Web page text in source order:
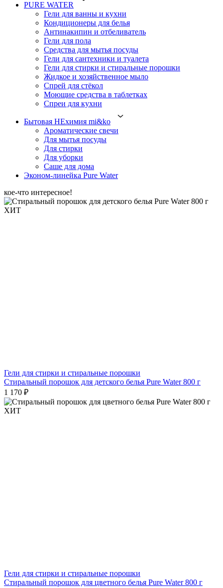
PURE WATER
Гели для ванны и кухни
Кондиционеры для белья
Антинакипин и отбеливатель
Гели для пола
Средства для мытья посуды
Гели для сантехники и туалета
Гели для стирки и стиральные порошки
Жидкое и хозяйственное мыло
Спрей для стёкол
Моющие средства в таблетках
Спреи для кухни
Бытовая НЕхимия mi&ko
Ароматические свечи
Для мытья посуды
Для стирки
Для уборки
Саше для дома
Эконом-линейка Pure Water
кое-что интересное!
ХИТ
Гели для стирки и стиральные порошки
Стиральный порошок для детского белья Pure Water 800 г
1 170 ₽
ХИТ
Гели для стирки и стиральные порошки
Стиральный порошок для цветного белья Pure Water 800 г